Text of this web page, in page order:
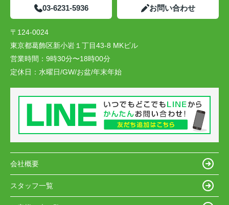
03-6231-5936 お問い合わせ
〒124-0024
東京都葛飾区新小岩１丁目43-8 MKビル
営業時間： 9時30分〜18時00分
定休日： 水曜日/GW/お盆/年末年始
会社概要
スタッフ一覧